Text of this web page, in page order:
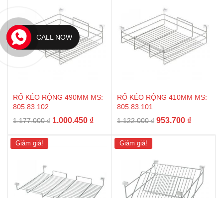
RỔ KÉO RỘNG 490MM MS:
805.83.102
1.177.000₫ Giá
1.000.450 ₫Giá
RỔ KÉO RỘNG 410MM MS:
805.83.101
1.122.000₫ Giá
953.700 ₫Giá
Giảm giá! Giảm giá!
CALL NOW